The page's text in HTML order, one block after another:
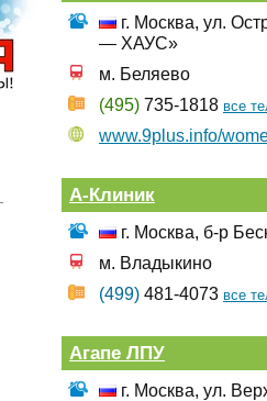
г. Москва, ул.
— ХАУС»
м. Беляево
(495) 735-1818 все
www.9plus.info/
А-Клиник
г. Москва, б-р
м. Владыкино
(499) 481-4073 все
Агапе ЛПУ
г. Москва, ул.